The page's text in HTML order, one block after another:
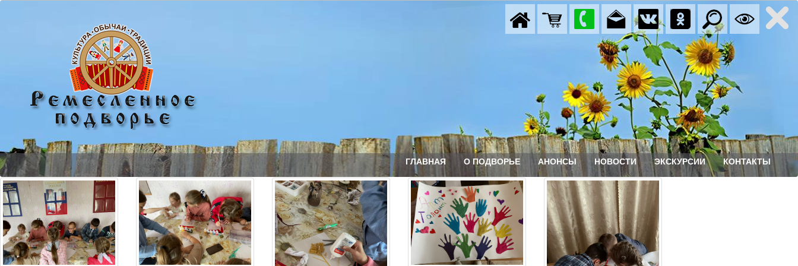
ГЛАВНАЯ О ПОДВОРЬЕ АНОНСЫ НОВОСТИ ЭКСКУРСИИ КОНТАКТЫ